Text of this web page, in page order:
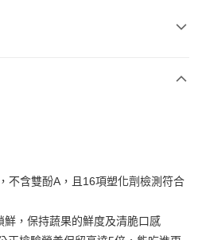
不含雙酚A，且16項塑化劑檢測符合
，保持蔬果的鮮度及清脆口感